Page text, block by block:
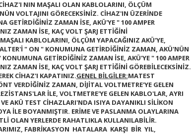
NIN MAŞALI OLAN KABLOLARINI, ÖLÇÜM
VOLTAJINI GÖRECEKSİNİZ. CİHAZ'IN ÜZERİNDE
GETİRDİĞİNİZ ZAMAN İSE, AKÜ'YE" 100 AMPER
ZAMAN İSE, KAÇ VOLT ŞARJ ETTİĞİNİ
KABLOLARINI, ÖLÇÜM YAPACAĞINIZ AKÜ'YE,
" ON "KONUMUNA GETİRDİĞİNİZ ZAMAN, AKÜ'NÜN
KONUMUNA GETİRDİĞİNİZ ZAMAN İSE, AKÜ'YE" 100 AMPER
ZAMAN İSE, KAÇ VOLT ŞARJ ETTİĞİNİ GÖREBİLECEKSİNİZ.
CİHAZ'I KAPATINIZ.GENEL BİLGİLER:MATEST
VERDİĞİNİZ ZAMAN, DİJİTAL VOLTMETRE'YE GELEN
İLE, VOLTMETRE'YE GELEN KABLO'LAR, AYRI
VE AKÜ TEST CİHAZLARI'NDA ISIYA DAYANIKLI SİLİKON
İLE BOYANMIŞTIR. ERİME VE PASLANMA OLAYLARINA
OLAN YERLERDE RAHATLIKLA KULLANILABİLİR.
FABRİKASYON HATALARA KARŞI BİR YIL,